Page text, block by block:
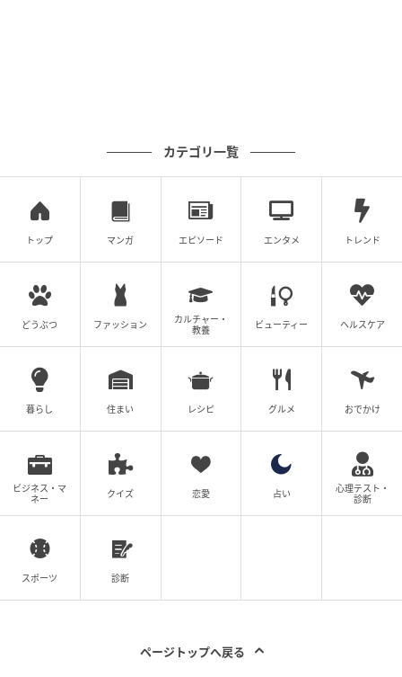
「人生100年時代」を、自分らしく元気に過ごしたい
と願うシニア世代に有益な情報を提供していきます！
監修者：医師 医療法人ONE きくち総合診療クリニック
理事長・院長 菊池大和先生
地域密着の総合診療かかりつけ医として、内科から整
形外科、アレルギー科や心療内科など、ほぼすべての
診療科目を扱っている。日本の医療体制や課題につい
ての書籍出版もしており、地上波メディアにも出演
中。
ベビーカレンダー／シニアカレンダー編集室
元記事で読む
クリエイター情報
ベビーカレンダー
索、おでかけ情報、離乳食レシピまで。月間利用者1
000万人以上。
カテゴリ一覧
トップ マンガ エピソード エンタメ トレンド
どうぶつ ファッション
カルチャー・
教養
ビューティー ヘルスケア
暮らし 住まい レシピ グルメ おでかけ
ビジネス・マ
ネー
クイズ 恋愛 占い
心理テスト・
診断
スポーツ 診断
ページトップへ戻る